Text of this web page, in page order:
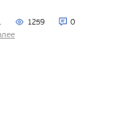
1259 0